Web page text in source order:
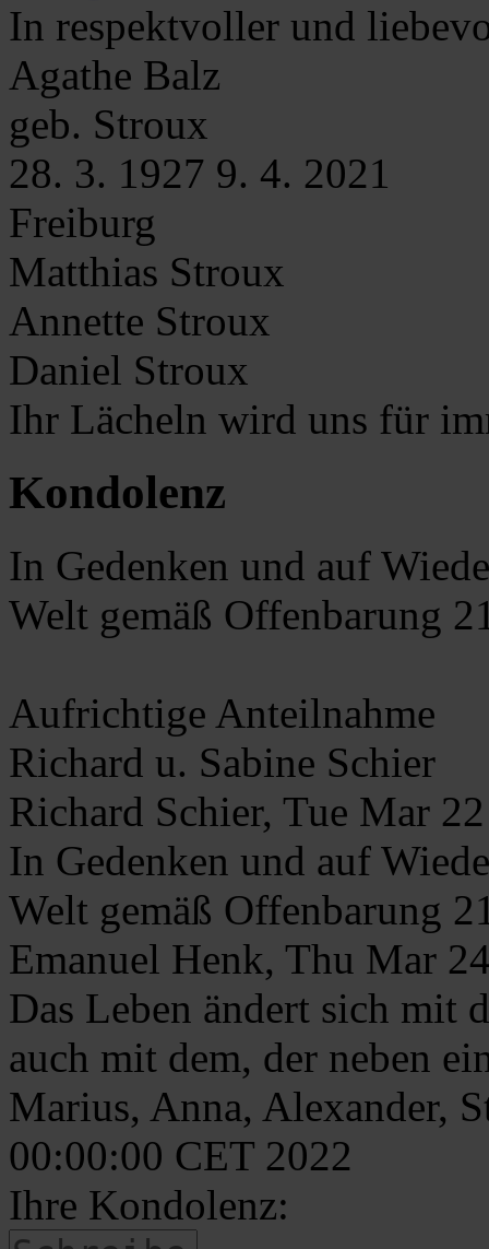
In respektvoller und
Agathe Balz
geb. Stroux
28. 3. 1927 9. 4. 2021
Freiburg
Matthias Stroux
Annette Stroux
Daniel Stroux
Ihr Lächeln wird uns für
Kondolenz
In Gedenken und auf
Welt gemäß Offenbarung
Aufrichtige Anteilnahme
Richard u. Sabine Schier
Richard Schier, Tue Mar
In Gedenken und auf
Welt gemäß Offenbarung
Emanuel Henk, Thu Mar
Das Leben ändert sich mit
auch mit dem, der neben
Marius, Anna, Alexander,
00:00:00 CET 2022
Ihre Kondolenz: